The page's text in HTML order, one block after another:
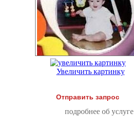
Увеличить картинку
Отправить запрос
подробнее об услуге